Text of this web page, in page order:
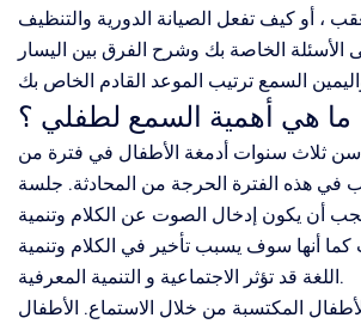
، أو كيف تفعل الصيانة الدورية والتنظيف
الأسئلة الخاصة بك وشرح الفرق بين اليسار
ما هي أهمية السمع لطفلي ؟
سن ثلاث سنوات أدمغة الأطفال في فترة من
في هذه الفترة الحرجة من المحادثة. جلسة
أن يكون إدخال الصوت عن الكلام وتنمية
أنها سوف يسبب تأخير في الكلام وتنمية
اللغة قد تؤثر الاجتماعية و التنمية المعرفية.
المكتسبة من خلال الاستماع. الأطفال